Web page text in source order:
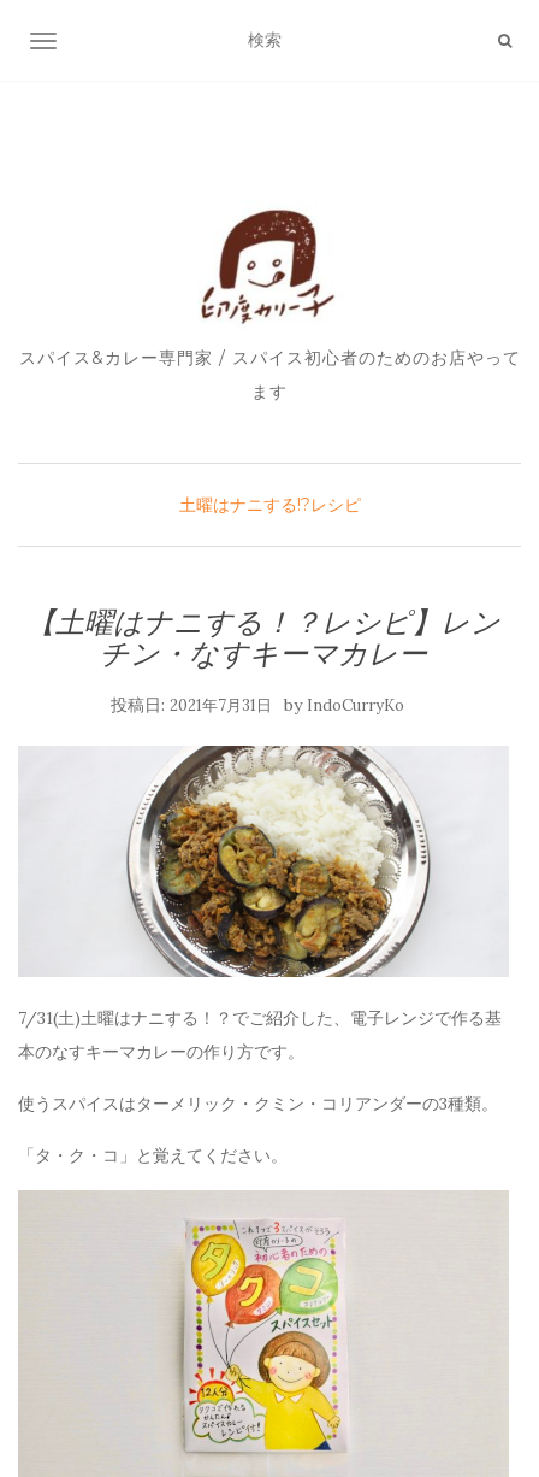
ナビゲーション切り替え
スパイス&カレー専門家 / スパイス初心者のためのお店やって
ます
土曜はナニする!?レシピ
【土曜はナニする！？レシピ】レン
チン・なすキーマカレー
投稿日: 2021年7月31日 by IndoCurryKo
7/31(土)土曜はナニする！？でご紹介した、電子レンジで作る基
本のなすキーマカレーの作り方です。
使うスパイスはターメリック・クミン・コリアンダーの3種類。
「タ・ク・コ」と覚えてください。